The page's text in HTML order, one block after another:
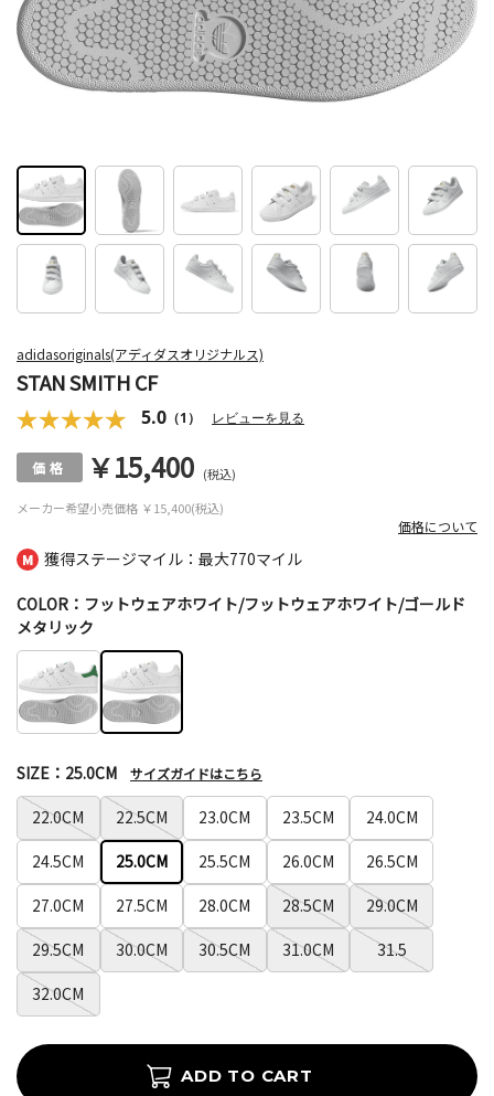
獲得ステージマイル：最大770マイル
adidasoriginals(アディダスオリジナルス)
STAN SMITH CF
5.0 （1） レビューを見る
メーカー希望小売価格 ￥15,400(税込)
￥15,400 (税込)
価格について
COLOR：フットウェアホワイト/フットウェアホワイト/ゴールド
メタリック
22.0CM 22.5CM 23.0CM 23.5CM
24.0CM
24.5CM
25.0CM 25.5CM 26.0CM
26.5CM
27.0CM
27.5CM 28.0CM 28.5CM
29.0CM
29.5CM
30.0CM 30.5CM 31.0CM
31.5
32.0CM
SIZE：25.0CM サイズガイドはこちら